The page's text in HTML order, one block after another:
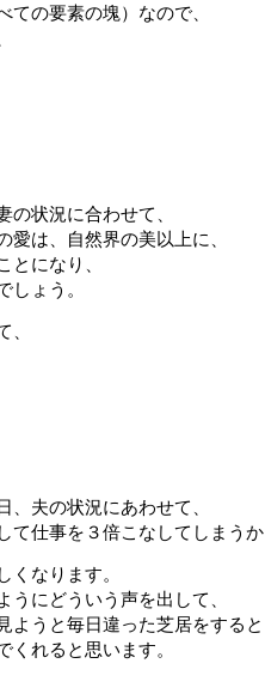
の要素の塊）なので、
の状況に合わせて、
は、自然界の美以上に、
とになり、
しょう。
、夫の状況にあわせて、
て仕事を３倍こなしてしまう
くなります。
うにどういう声を出して、
ようと毎日違った芝居をすると
くれると思います。